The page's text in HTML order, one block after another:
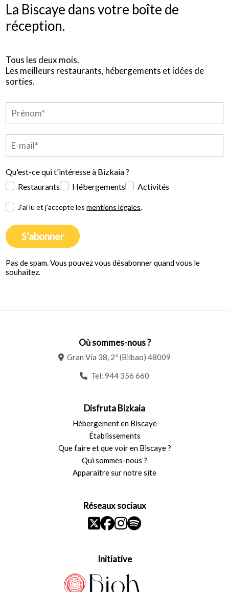
La Biscaye dans votre boîte de
réception.
Tous les deux mois.
Les meilleurs restaurants, hébergements et idées de
sorties.
Qu'est-ce qui t'intéresse à Bizkaia ?
Restaurants
Hébergements Activités
J’ai lu et j’accepte lesmentions légales.
S’abonner
Pas de spam. Vous pouvez vous désabonner quand vous le
souhaitez.
Où sommes-nous ?
Gran Vía 38, 2º (Bilbao) 48009
Tel: 944 356 660
Disfruta Bizkaia
Hébergement en Biscaye
Établissements
Que faire et que voir en Biscaye ?
Qui sommes-nous ?
Apparaître sur notre site
Réseaux sociaux
Initiative